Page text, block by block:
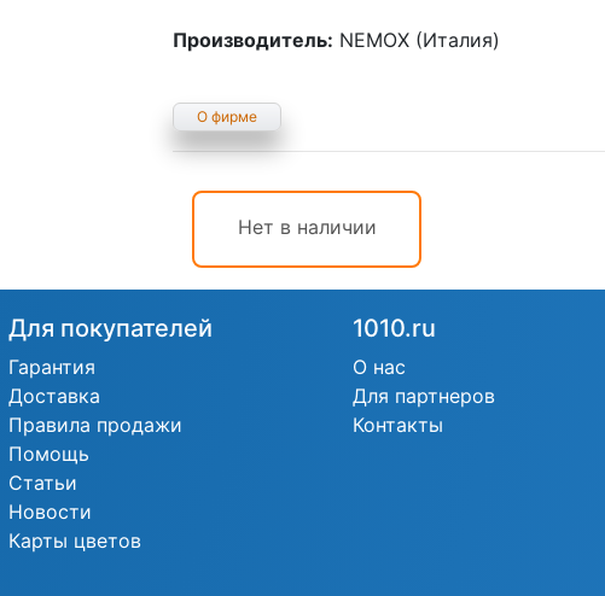
Производитель: NEMOX (Италия)
О фирме
Нет в наличии
Для покупателей
Гарантия
Доставка
Правила продажи
Помощь
Статьи
Новости
Карты цветов
1010.ru
О нас
Для партнеров
Контакты